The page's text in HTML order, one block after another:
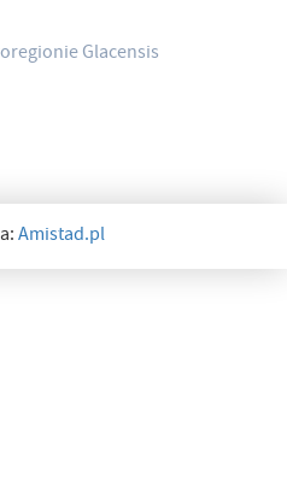
Glacensis
Amistad.pl